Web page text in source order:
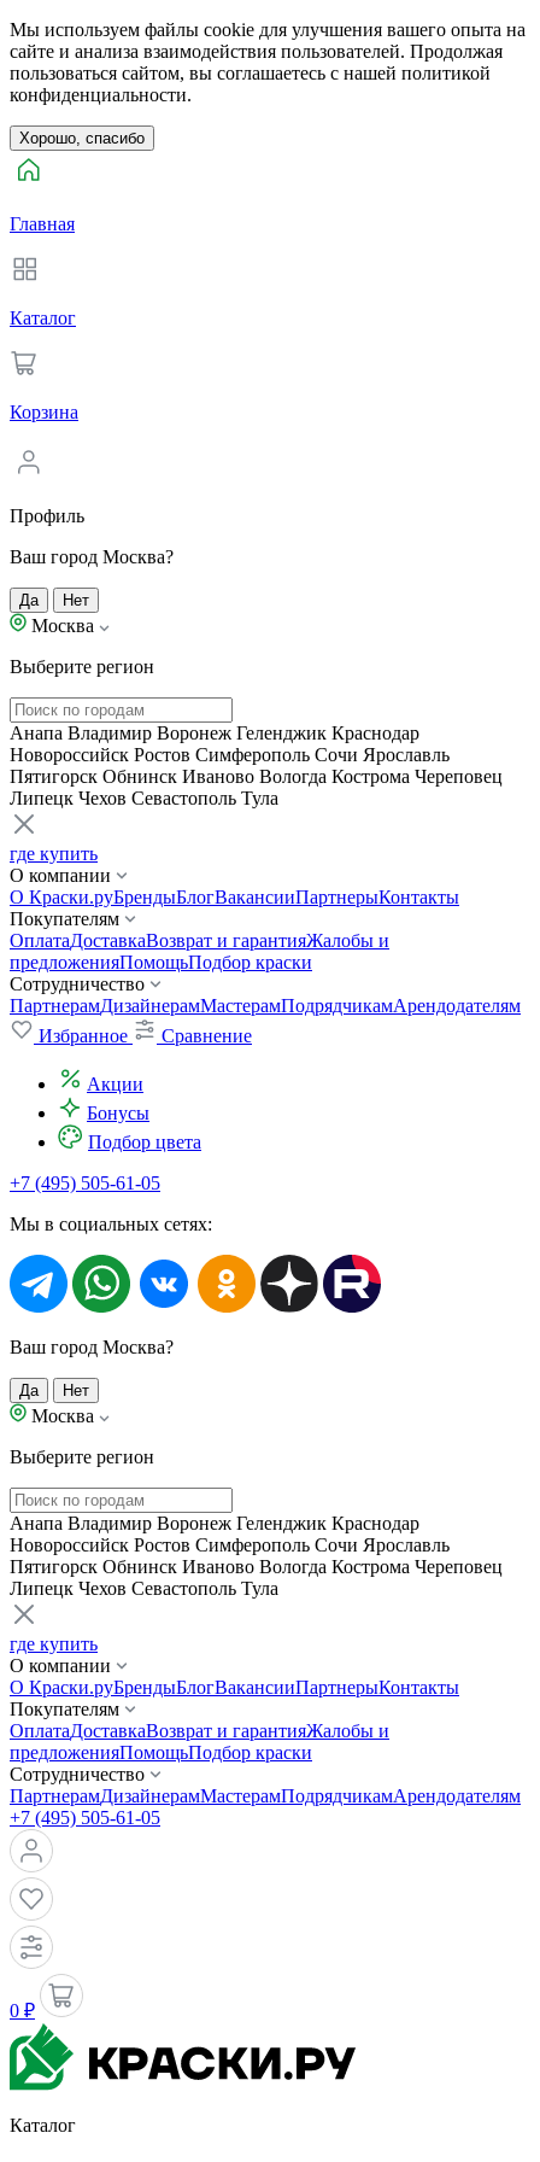
Мы используем файлы cookie для улучшения вашего опыта на
сайте и анализа взаимодействия пользователей. Продолжая
пользоваться сайтом, вы соглашаетесь с нашей политикой
конфиденциальности.
Хорошо, спасибо
Главная
Каталог
Корзина
Профиль
Ваш город Москва?
Да Нет
Москва
Выберите регион
Анапа Владимир Воронеж Геленджик Краснодар
Новороссийск Ростов Симферополь Сочи Ярославль
Пятигорск Обнинск Иваново Вологда Кострома Череповец
Липецк Чехов Севастополь Тула
где купить
О компании
О Краски.руБрендыБлогВакансииПартнерыКонтакты
Покупателям
ОплатаДоставкаВозврат и гарантияЖалобы и
предложенияПомощьПодбор краски
Сотрудничество
ПартнерамДизайнерамМастерамПодрядчикамАрендодателям
Избранное
Сравнение
Акции
Бонусы
Подбор цвета
+7 (495) 505-61-05
Мы в социальных сетях:
Ваш город Москва?
Да Нет
Москва
Выберите регион
Анапа Владимир Воронеж Геленджик Краснодар
Новороссийск Ростов Симферополь Сочи Ярославль
Пятигорск Обнинск Иваново Вологда Кострома Череповец
Липецк Чехов Севастополь Тула
где купить
О компании
О Краски.руБрендыБлогВакансииПартнерыКонтакты
Покупателям
ОплатаДоставкаВозврат и гарантияЖалобы и
предложенияПомощьПодбор краски
Сотрудничество
ПартнерамДизайнерамМастерамПодрядчикамАрендодателям
+7 (495) 505-61-05
0 ₽
Каталог